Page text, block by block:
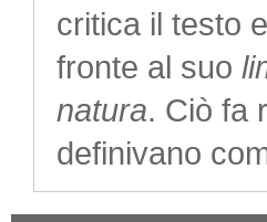
critica il testo
fronte al suo
natura. Ciò fa
definivano